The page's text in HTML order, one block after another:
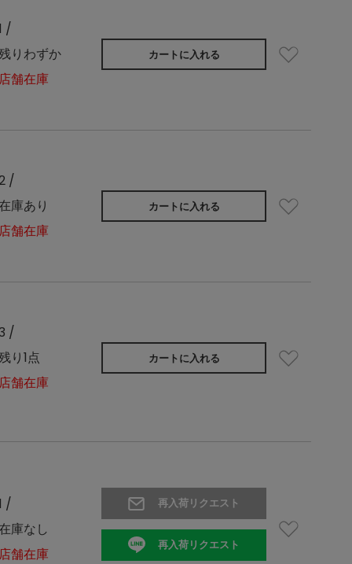
/
りわずか
舗在庫
カートに入れる
/
庫あり
舗在庫
カートに入れる
/
り1点
舗在庫
カートに入れる
/
庫なし
舗在庫
再入荷リクエスト
再入荷リクエスト